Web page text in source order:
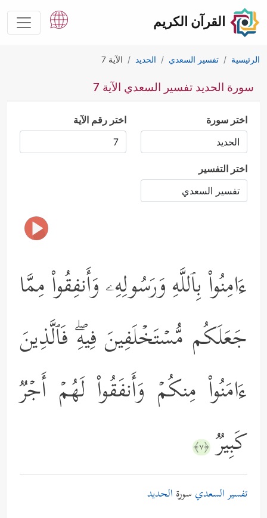
القرآن الكريم
الرئيسية تفسير السعدي الحديد الآية 7
سورة الحديد تفسير السعدي الآية 7
اختر سورة اختر رقم الآية
اختر التفسير
ءَامِنُواْ بِٱللَّهِ وَرَسُولِهِۦ وَأَنفِقُواْ مِمَّا
جَعَلَكُم مُّسۡتَخۡلَفِینَ فِیهِۖ فَٱلَّذِینَ
ءَامَنُواْ مِنكُمۡ وَأَنفَقُواْ لَهُمۡ أَجۡرࣱ
كَبِیرࣱ ﴿٧﴾
تفسير السعدي سورة الحديد